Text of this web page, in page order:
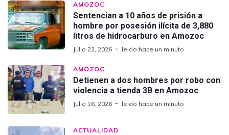
AMOZOC
Sentencian a 10 años de prisión a
hombre por posesión ilícita de 3,880
litros de hidrocarburo en Amozoc
Julio 22, 2026 leido hace un minuto
AMOZOC
Detienen a dos hombres por robo con
violencia a tienda 3B en Amozoc
Julio 16, 2026 leido hace un minuto
ACTUALIDAD